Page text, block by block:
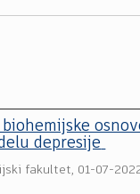
depresije
fakultet, 01-07-